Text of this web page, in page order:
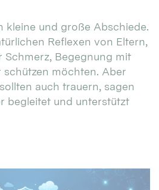
kleine und große Abschiede.
Reflexen von Eltern,
Schmerz, Begegnung mit
schützen möchten. Aber
auch trauern, sagen
begleitet und unterstützt